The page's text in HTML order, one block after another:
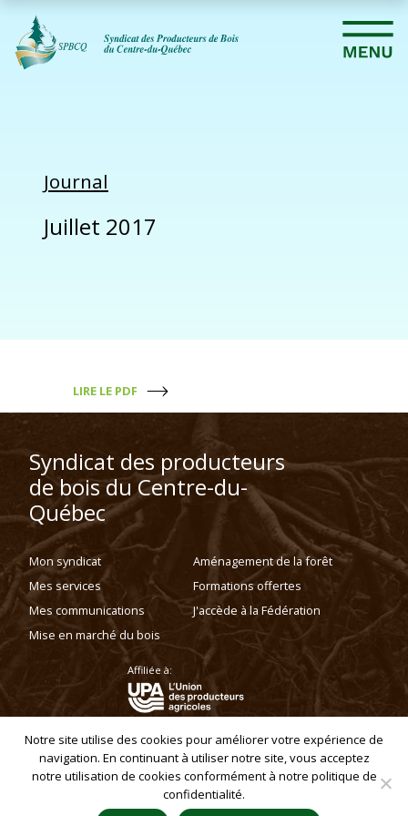
Journal
Juillet 2017
LIRE LE PDF
Syndicat des producteurs
de bois du Centre-du-
Québec
Mon syndicat
Mes services
Mes communications
Mise en marché du bois
Aménagement de la forêt
Formations offertes
J'accède à la Fédération
Affiliée à:
Politique de confidentialité
Copyright © 2019 - Syndicat des producteurs de bois du Centre-du-Québec.
Tous droits réservés.
Notre site utilise des cookies pour améliorer votre expérience de
navigation. En continuant à utiliser notre site, vous acceptez
notre utilisation de cookies conformément à notre politique de
confidentialité.